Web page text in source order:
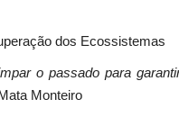
dos Ecossistemas
o passado para
Monteiro